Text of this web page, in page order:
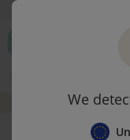
We
Ga naar hoofdinhoud
Op
Let op: vertraging
DE LAATSTE ITEMS